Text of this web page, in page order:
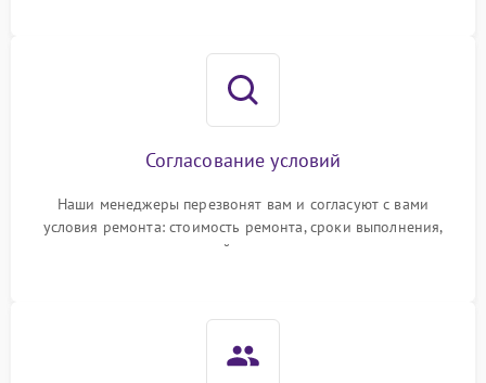
Согласование условий
Наши менеджеры перезвонят вам и согласуют с вами
условия ремонта: стоимость ремонта, сроки выполнения,
гарантийные условия